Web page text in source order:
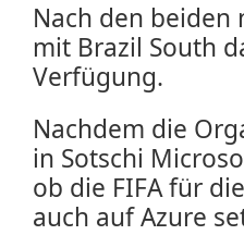
Nach den beiden
mit Brazil South
Verfügung.
Nachdem die
in Sotschi
ob die FIFA für
auch auf Azure